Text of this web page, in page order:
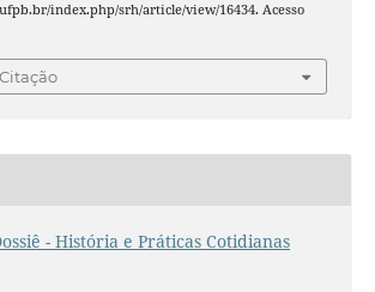
index.php/srh/article/view/16434. Acesso
- História e Práticas Cotidianas